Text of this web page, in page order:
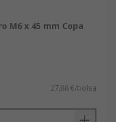
M6 x 45 mm Copa
27,88 €/bolsa